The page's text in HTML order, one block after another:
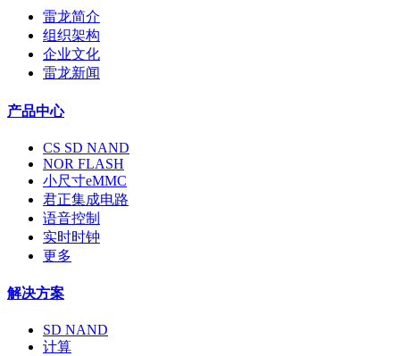
雷龙简介
组织架构
企业文化
雷龙新闻
产品中心
CS SD NAND
NOR FLASH
小尺寸eMMC
君正集成电路
语音控制
实时时钟
更多
解决方案
SD NAND
计算